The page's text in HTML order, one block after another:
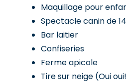
Maquillage pour
Spectacle canin de
Bar laitier
Confiseries
Ferme apicole
Tire sur neige (Oui